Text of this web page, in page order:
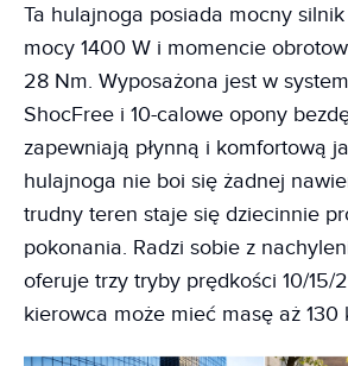
Ta hulajnoga posiada mocny
mocy 1400 W i momencie
28 Nm. Wyposażona jest w
ShocFree i 10-calowe opony
zapewniają płynną i komfortową
hulajnoga nie boi się żadnej
trudny teren staje się dziecinnie
pokonania. Radzi sobie z
oferuje trzy tryby prędkości 10/15/
kierowca może mieć masę aż 130